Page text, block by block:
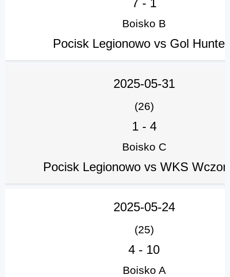
7 - 1
Boisko B
Pocisk Legionowo vs Gol
2025-05-31
(26)
1- 4
Boisko C
Pocisk Legionowo vs WKS
2025-05-24
(25)
4 - 10
Boisko A